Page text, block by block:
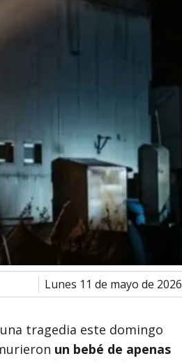
lunes 11 de mayo de 2026
tragedia este domingo
un bebé de apenas